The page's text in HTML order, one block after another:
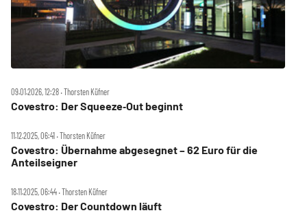
09.01.2026, 12:28 ‧ Thorsten Küfner
Covestro: Der Squeeze‑Out beginnt
11.12.2025, 06:41 ‧ Thorsten Küfner
Covestro: Übernahme abgesegnet – 62 Euro für die
Anteilseigner
18.11.2025, 06:44 ‧ Thorsten Küfner
Covestro: Der Countdown läuft